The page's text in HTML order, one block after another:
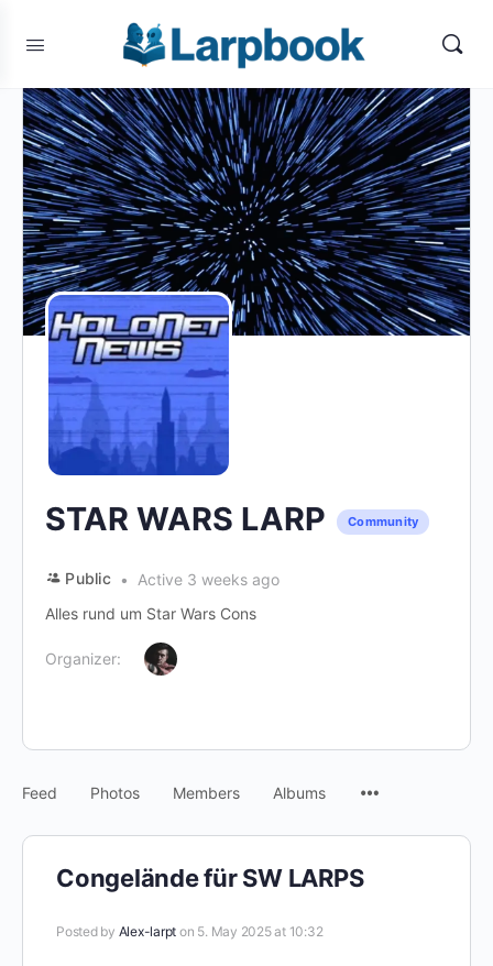
STAR WARS LARP Community
Public
Active 3 weeks ago
Alles rund um Star Wars Cons
Organizer:
Feed Photos Members Albums
Congelände für SW LARPS
Posted by Alex-larpt on 5. May 2025 at 10:32